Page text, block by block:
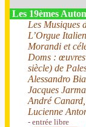
Les 19èmes
Les Musiques
L’Orgue
Morandi et
Doms :
siècle) de
Alessandro
Jacques
André
Lucienne
- entrée libre